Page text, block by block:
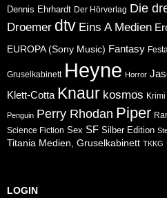
Dennis Ehrhardt Der Hörverlag Die
Droemer dtv Eins A Medien
EUROPA (Sony Music) Fantasy Festa
Gruselkabinett Heyne Horror
Klett-Cotta Knaur kosmos Krimi
Penguin Perry Rhodan Piper
Science Fiction Sex SF Silber Edition
Titania Medien, Gruselkabinett TKKG
LOGIN